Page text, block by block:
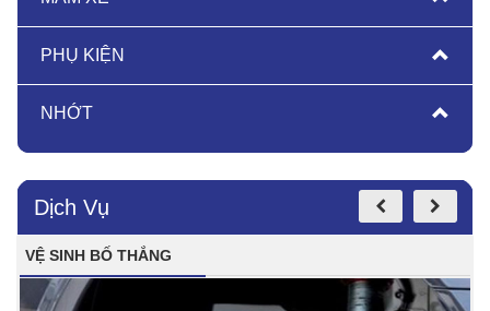
PHỤ KIỆN
NHỚT
Dịch Vụ
VỆ SINH BỐ THẮNG